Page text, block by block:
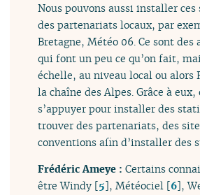
Nous pouvons aussi installer ces
des partenariats locaux, par
Bretagne, Météo 06. Ce sont des
qui font un peu ce qu’on fait,
échelle, au niveau local ou alors
la chaîne des Alpes. Grâce à
s’appuyer pour installer des
trouver des partenariats, des
conventions afin d’installer des
Frédéric Ameye :Certains
être Windy [5], Météociel [6],